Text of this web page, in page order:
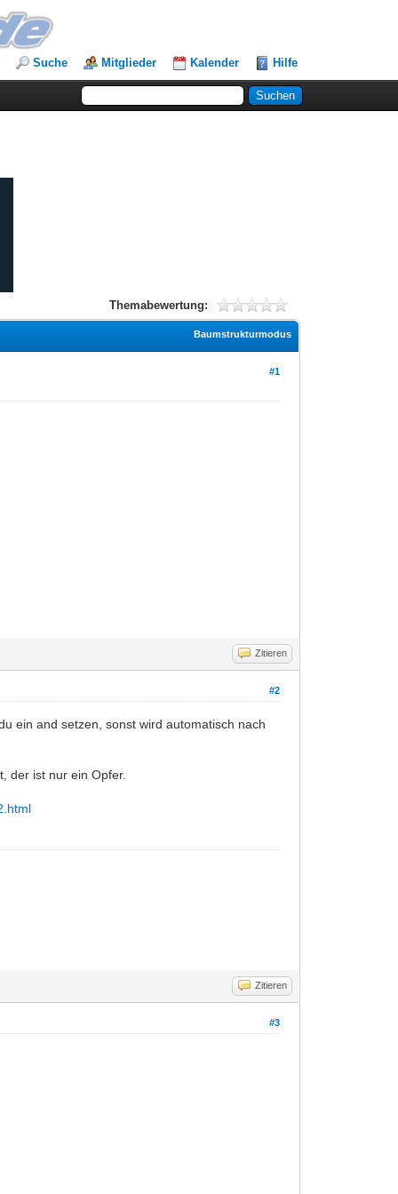
Suche Mitglieder Kalender Hilfe
Themabewertung:
Baumstrukturmodus
#1
Zitieren
#2
ein and setzen, sonst wird automatisch nach
der ist nur ein Opfer.
Zitieren
#3